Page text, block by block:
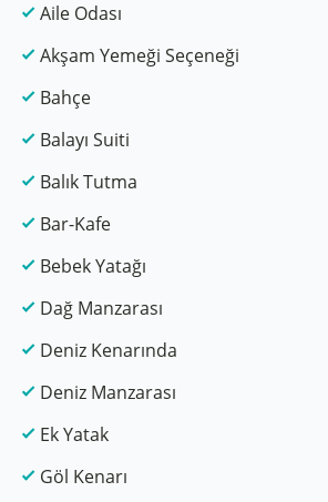
Aile Odası
Akşam Yemeği Seçeneği
Bahçe
Balayı Suiti
Balık Tutma
Bar-Kafe
Bebek Yatağı
Dağ Manzarası
Deniz Kenarında
Deniz Manzarası
Ek Yatak
Göl Kenarı